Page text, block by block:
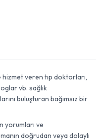
veren tıp doktorları,
vb. sağlık
buluşturan bağımsız bir
yorumları ve
doğrudan veya dolaylı